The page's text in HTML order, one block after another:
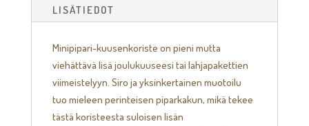
LISÄTIEDOT
Minipipari-kuusenkoriste on pieni mutta
viehättävä lisä joulukuuseesi tai lahjapakettien
viimeistelyyn. Siro ja yksinkertainen muotoilu
tuo mieleen perinteisen piparkakun, mikä tekee
tästä koristeesta suloisen lisän